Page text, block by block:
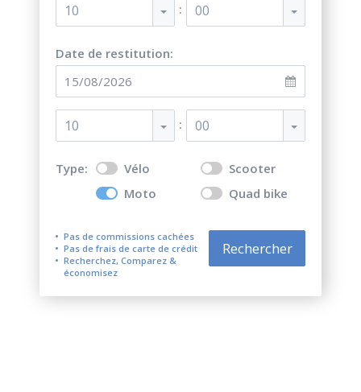
10 : 00
Date de restitution:
10 : 00
Type: Vélo
Scooter
Moto
Quad bike
Pas de commissions cachées
Pas de frais de carte de crédit
Recherchez, Comparez &
économisez
Rechercher